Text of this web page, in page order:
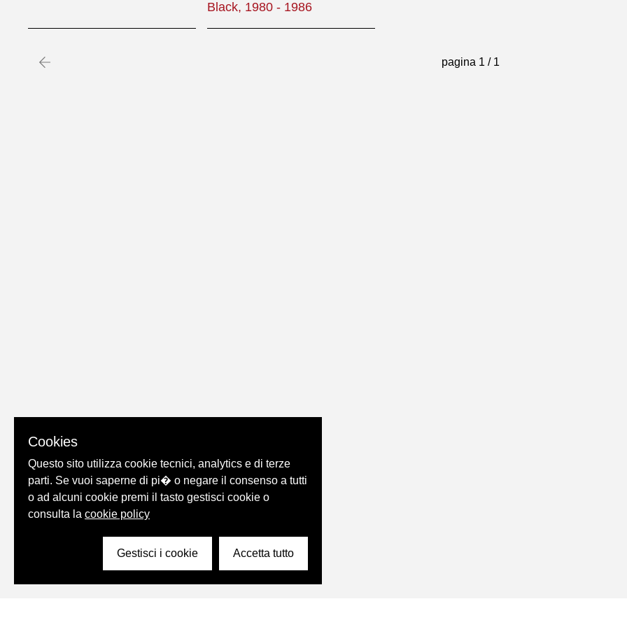
Black, 1980 - 1986
Precedente pagina 1 / 1
Cookies
Questo sito utilizza cookie tecnici, analytics e di terze
parti. Se vuoi saperne di pi� o negare il consenso a tutti
o ad alcuni cookie premi il tasto gestisci cookie o
consulta la cookie policy
Gestisci i cookie Accetta tutto